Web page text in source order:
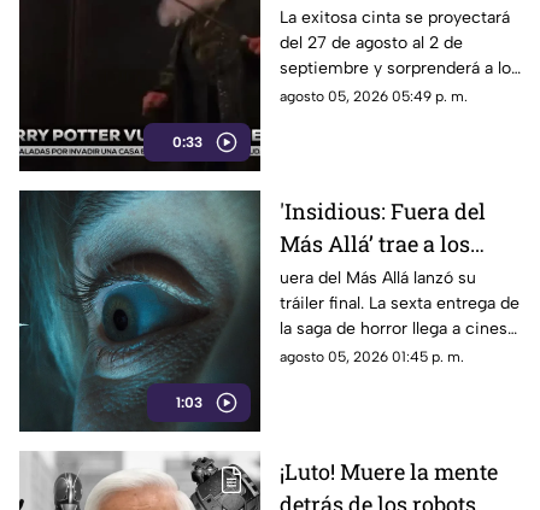
0:33
filosofal regresa a los
cines por su 25
aniversario
La exitosa cinta se proyectará
del 27 de agosto al 2 de
septiembre y sorprenderá a los
fanáticos con 15 minutos de
agosto 05, 2026 05:49 p. m.
1:03
'Insidious: Fuera del
Más Allá’ trae a los
demonios al mundo
real en su tráiler final
uera del Más Allá lanzó su
tráiler final. La sexta entrega de
la saga de horror llega a cines
el 21 de agosto de 2026.
agosto 05, 2026 01:45 p. m.
¡Luto! Muere la mente
detrás de los robots